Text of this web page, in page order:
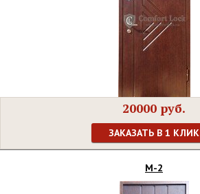
20000 руб.
ЗАКАЗАТЬ В 1 КЛИК
М-2